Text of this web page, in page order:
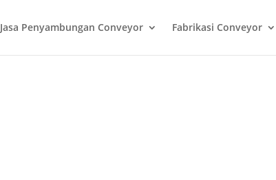
Jasa Penyambungan Conveyor Fabrikasi Conveyor